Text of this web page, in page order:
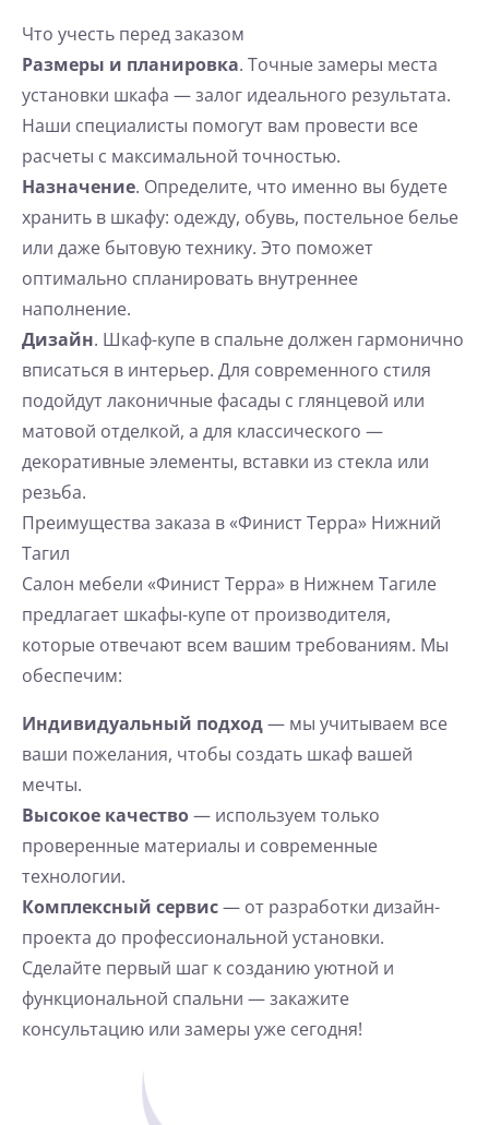
Что учесть перед заказом
Размеры и планировка. Точные замеры места
установки шкафа — залог идеального результата.
Наши специалисты помогут вам провести все
расчеты с максимальной точностью.
Назначение. Определите, что именно вы будете
хранить в шкафу: одежду, обувь, постельное белье
или даже бытовую технику. Это поможет
оптимально спланировать внутреннее
наполнение.
Дизайн. Шкаф-купе в спальне должен гармонично
вписаться в интерьер. Для современного стиля
подойдут лаконичные фасады с глянцевой или
матовой отделкой, а для классического —
декоративные элементы, вставки из стекла или
резьба.
Преимущества заказа в «Финист Терра» Нижний
Тагил
Салон мебели «Финист Терра» в Нижнем Тагиле
предлагает шкафы-купе от производителя,
которые отвечают всем вашим требованиям. Мы
обеспечим:
Индивидуальный подход— мы учитываем все
ваши пожелания, чтобы создать шкаф вашей
мечты.
Высокое качество— используем только
проверенные материалы и современные
технологии.
Комплексный сервис— от разработки дизайн-
проекта до профессиональной установки.
Сделайте первый шаг к созданию уютной и
функциональной спальни — закажите
консультацию или замеры уже сегодня!